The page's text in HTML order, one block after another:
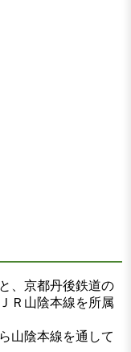
、京都丹後鉄道の
Ｒ山陰本線を所属
山陰本線を通して